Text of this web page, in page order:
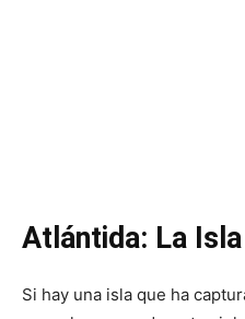
Atlántida: La
Si hay una isla que ha